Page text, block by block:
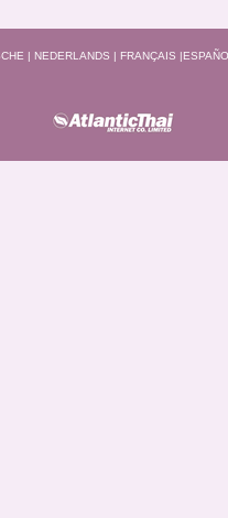
| NEDERLANDS | FRANÇAIS |